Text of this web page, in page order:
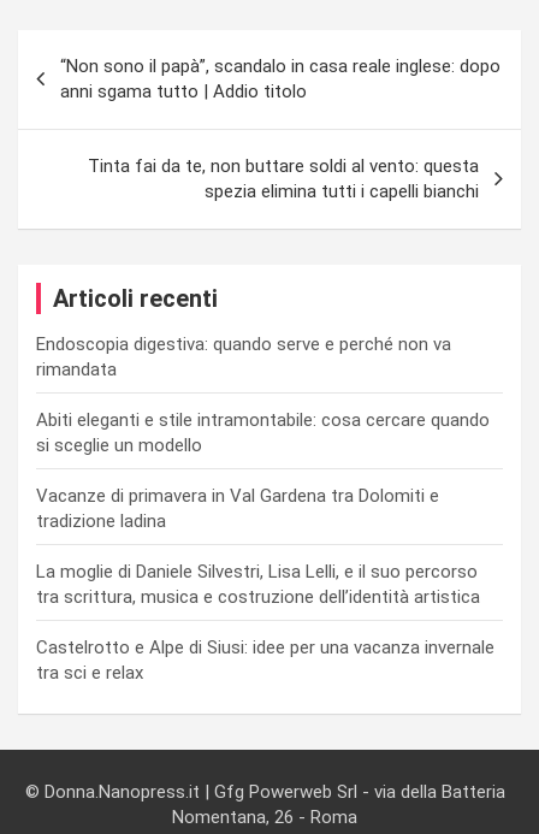
articoli
“Non sono il papà”, scandalo in casa reale inglese: dopo
anni sgama tutto | Addio titolo
Tinta fai da te, non buttare soldi al vento: questa
spezia elimina tutti i capelli bianchi
Articoli recenti
Endoscopia digestiva: quando serve e perché non va
rimandata
Abiti eleganti e stile intramontabile: cosa cercare quando
si sceglie un modello
Vacanze di primavera in Val Gardena tra Dolomiti e
tradizione ladina
La moglie di Daniele Silvestri, Lisa Lelli, e il suo percorso
tra scrittura, musica e costruzione dell’identità artistica
Castelrotto e Alpe di Siusi: idee per una vacanza invernale
tra sci e relax
© Donna.Nanopress.it | Gfg Powerweb Srl - via della Batteria
Nomentana, 26 - Roma